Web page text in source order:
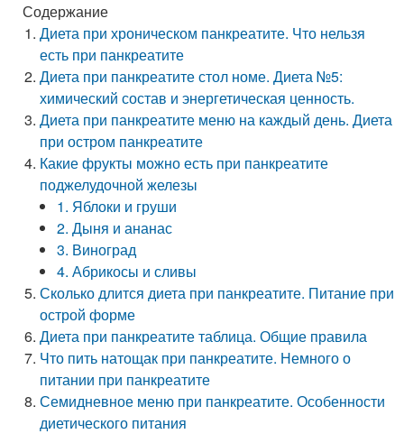
Содержание
Диета при хроническом панкреатите. Что нельзя
есть при панкреатите
Диета при панкреатите стол номе. Диета №5:
химический состав и энергетическая ценность.
Диета при панкреатите меню на каждый день. Диета
при остром панкреатите
Какие фрукты можно есть при панкреатите
поджелудочной железы
1. Яблоки и груши
2. Дыня и ананас
3. Виноград
4. Абрикосы и сливы
Сколько длится диета при панкреатите. Питание при
острой форме
Диета при панкреатите таблица. Общие правила
Что пить натощак при панкреатите. Немного о
питании при панкреатите
Семидневное меню при панкреатите. Особенности
диетического питания